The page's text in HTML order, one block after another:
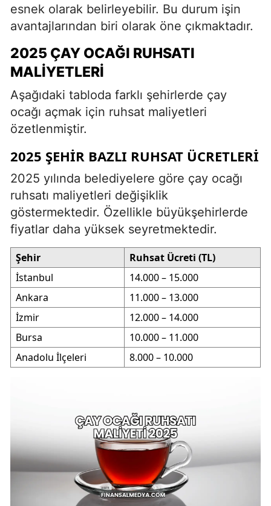
esnek olarak belirleyebilir. Bu durum işin
avantajlarından biri olarak öne çıkmaktadır.
2025 ÇAY OCAĞI RUHSATI
MALIYETLERI
Aşağıdaki tabloda farklı şehirlerde çay
ocağı açmak için ruhsat maliyetleri
özetlenmiştir.
2025 ŞEHIR BAZLI RUHSAT ÜCRETLERI
2025 yılında belediyelere göre çay ocağı
ruhsatı maliyetleri değişiklik
göstermektedir. Özellikle büyükşehirlerde
fiyatlar daha yüksek seyretmektedir.
Şehir
Ruhsat Ücreti (TL)
İstanbul
14.000 – 15.000
Ankara
11.000 – 13.000
İzmir
12.000 – 14.000
Bursa
10.000 – 11.000
Anadolu İlçeleri
8.000 – 10.000